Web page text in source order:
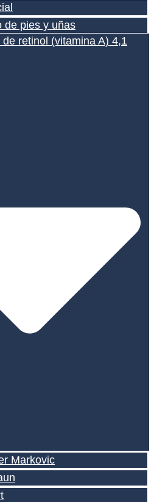
de pies y uñas
de retinol (vitamina A) 4,1
Markovic